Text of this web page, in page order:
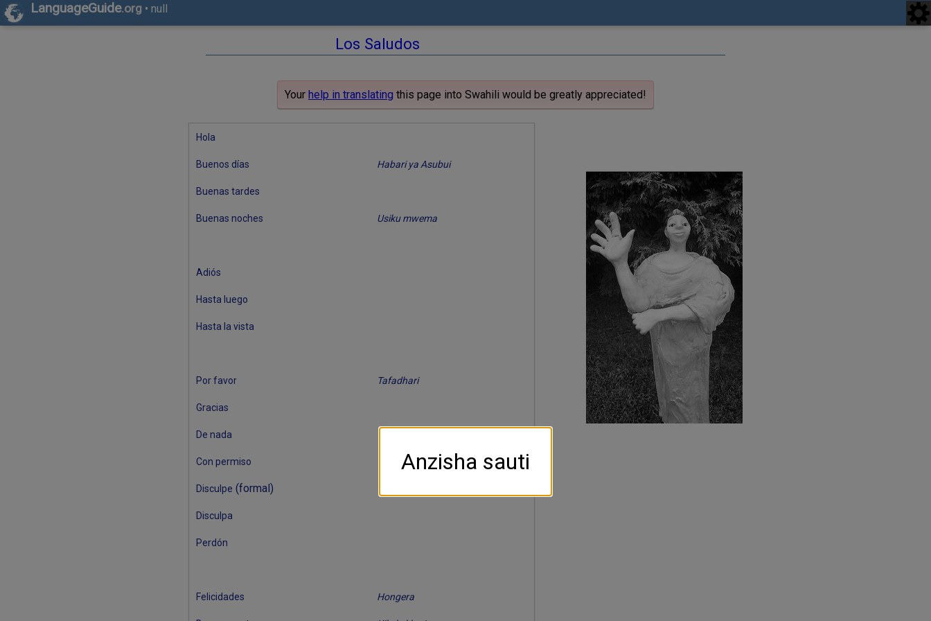
LanguageGuide.org • null
Los Saludos
Your help in translating this page into Swahili would be greatly appreciated!
Hola
Buenos días Habari ya Asubui
Buenas tardes
Buenas noches Usiku mwema
Adiós
Hasta luego
Hasta la vista
Por favor Tafadhari
Gracias
De nada
Con permiso
Disculpe (formal)
Disculpa
Perdón
Felicidades Hongera
Anzisha sauti